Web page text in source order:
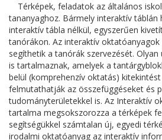
Térképek, feladatok az általános
tananyaghoz. Bármely interaktív táblán
interaktív tábla nélkül, egyszerűen
tanórákon. Az interaktív
segíthetik a tanórák szervezését.
is tartalmaznak, amelyek a
belül (komprehenzív oktatás)
felmutathatják az összefüggéseket és
tudományterületekkel is. Az Interaktív
tartalma megsokszorozza a térképek
segítségükkel számtalan új, egyedi
irodalmi oktatóanyag az interaktív